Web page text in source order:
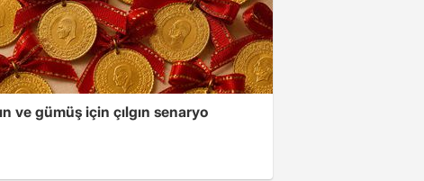
ve gümüş için çılgın senaryo